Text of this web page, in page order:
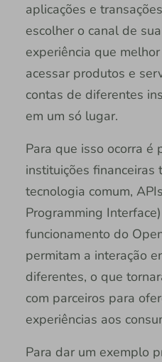
aplicações e
escolher o canal de
experiência que
acessar produtos e
contas de diferentes
em um só lugar.
Para que isso ocorra é
instituições financeiras
tecnologia comum,
Programming
funcionamento do
permitam a interação
diferentes, o que
com parceiros para
experiências aos
Para dar um exemplo